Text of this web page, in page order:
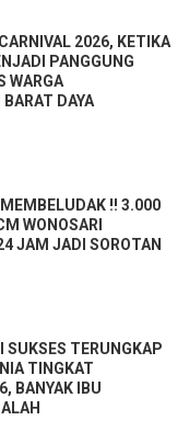
2026, KETIKA
PANGGUNG
WARGA
DAYA
!! 3.000
WONOSARI
JAM JADI SOROTAN
SUKSES TERUNGKAP
TINGKAT
BANYAK IBU